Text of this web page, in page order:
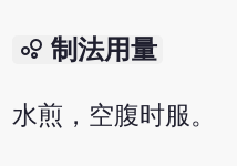
bubble_chart 制法用量
水煎，空腹时服。